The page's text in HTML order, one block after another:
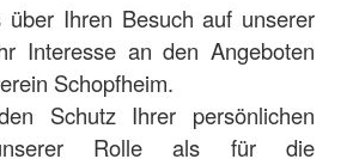
Ihren Besuch auf unserer
Interesse an den Angeboten
Schopfheim.
Schutz Ihrer persönlichen
Rolle als für die